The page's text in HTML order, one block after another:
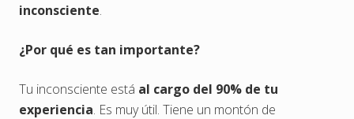
inconsciente.
¿Por qué es tan importante?
Tu inconsciente está al cargo del 90% de tu
experiencia. Es muy útil. Tiene un montón de